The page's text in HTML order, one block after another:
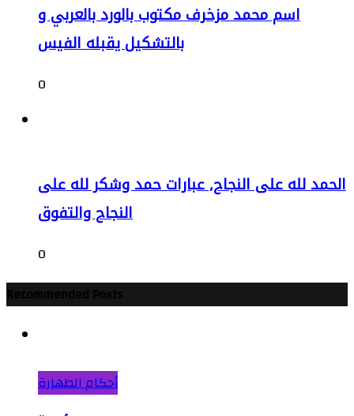
اسم محمد مزخرف مكتوب بالورد بالعربي و
بالتشكيل يقبله الفيس
0
الحمد لله على النجاح, عبارات حمد وشكر لله على
النجاح والتفوق
0
أحكام الطهارة